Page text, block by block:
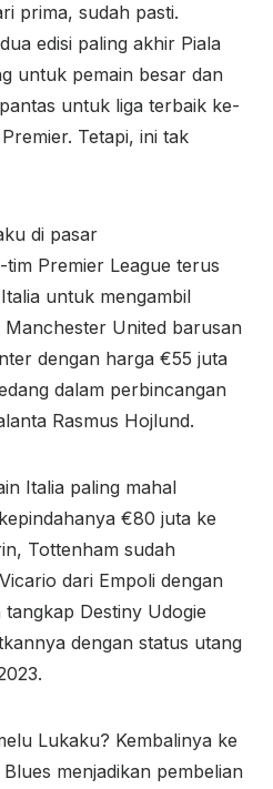
prima, sudah pasti.
edisi paling akhir Piala
untuk pemain besar dan
untuk liga terbaik ke-
Tetapi, ini tak
di pasar
Premier League terus
untuk mengambil
United barusan
dengan harga €55 juta
dalam perbincangan
Rasmus Hojlund.
Italia paling mahal
€80 juta ke
Tottenham sudah
dari Empoli dengan
Destiny Udogie
dengan status utang
Lukaku? Kembalinya ke
menjadikan pembelian